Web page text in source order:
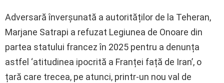
Adversară înverșunată a autorităților de la Teheran,
Marjane Satrapi a refuzat Legiunea de Onoare din
partea statului francez în 2025 pentru a denunța
astfel ‘atitudinea ipocrită a Franței față de Iran’, o
țară care trecea, pe atunci, printr-un nou val de